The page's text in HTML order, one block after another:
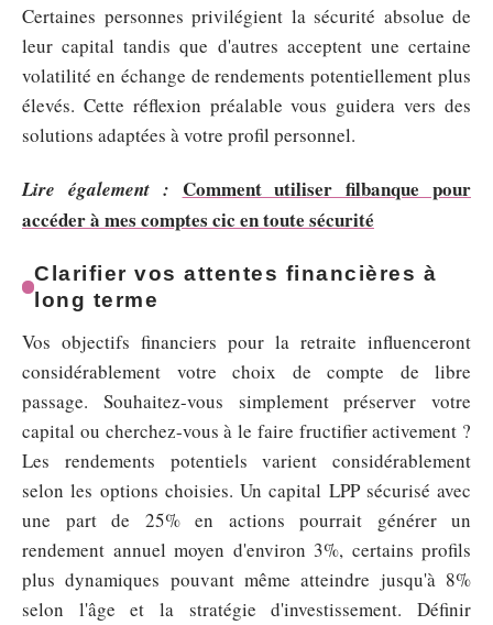
Certaines personnes privilégient la sécurité absolue de
leur capital tandis que d'autres acceptent une certaine
volatilité en échange de rendements potentiellement plus
élevés. Cette réflexion préalable vous guidera vers des
solutions adaptées à votre profil personnel.
Lire également : Comment utiliser filbanque pour
accéder à mes comptes cic en toute sécurité
Clarifier vos attentes financières à
long terme
Vos objectifs financiers pour la retraite influenceront
considérablement votre choix de compte de libre
passage. Souhaitez-vous simplement préserver votre
capital ou cherchez-vous à le faire fructifier activement ?
Les rendements potentiels varient considérablement
selon les options choisies. Un capital LPP sécurisé avec
une part de 25% en actions pourrait générer un
rendement annuel moyen d'environ 3%, certains profils
plus dynamiques pouvant même atteindre jusqu'à 8%
selon l'âge et la stratégie d'investissement. Définir